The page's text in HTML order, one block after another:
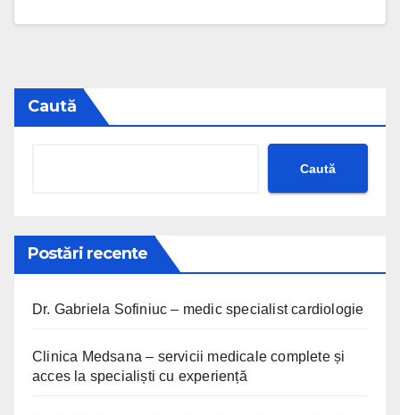
Caută
Caută
Postări recente
Dr. Gabriela Sofiniuc – medic specialist cardiologie
Clinica Medsana – servicii medicale complete și
acces la specialiști cu experiență